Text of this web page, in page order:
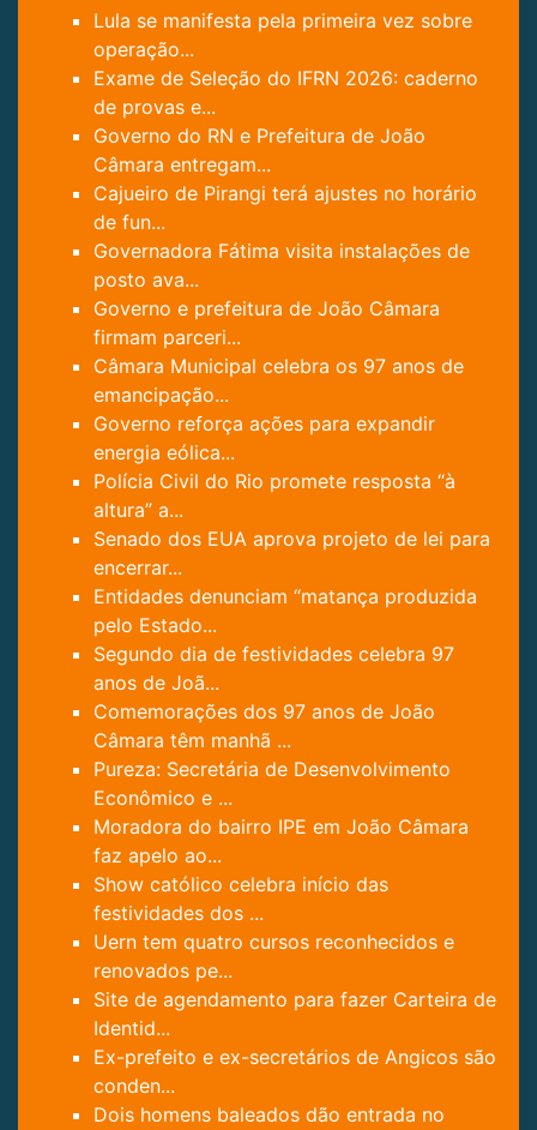
Lula se manifesta pela primeira vez sobre
operação...
Exame de Seleção do IFRN 2026: caderno
de provas e...
Governo do RN e Prefeitura de João
Câmara entregam...
Cajueiro de Pirangi terá ajustes no horário
de fun...
Governadora Fátima visita instalações de
posto ava...
Governo e prefeitura de João Câmara
firmam parceri...
Câmara Municipal celebra os 97 anos de
emancipação...
Governo reforça ações para expandir
energia eólica...
Polícia Civil do Rio promete resposta “à
altura” a...
Senado dos EUA aprova projeto de lei para
encerrar...
Entidades denunciam “matança produzida
pelo Estado...
Segundo dia de festividades celebra 97
anos de Joã...
Comemorações dos 97 anos de João
Câmara têm manhã ...
Pureza: Secretária de Desenvolvimento
Econômico e ...
Moradora do bairro IPE em João Câmara
faz apelo ao...
Show católico celebra início das
festividades dos ...
Uern tem quatro cursos reconhecidos e
renovados pe...
Site de agendamento para fazer Carteira de
Identid...
Ex-prefeito e ex-secretários de Angicos são
conden...
Dois homens baleados dão entrada no